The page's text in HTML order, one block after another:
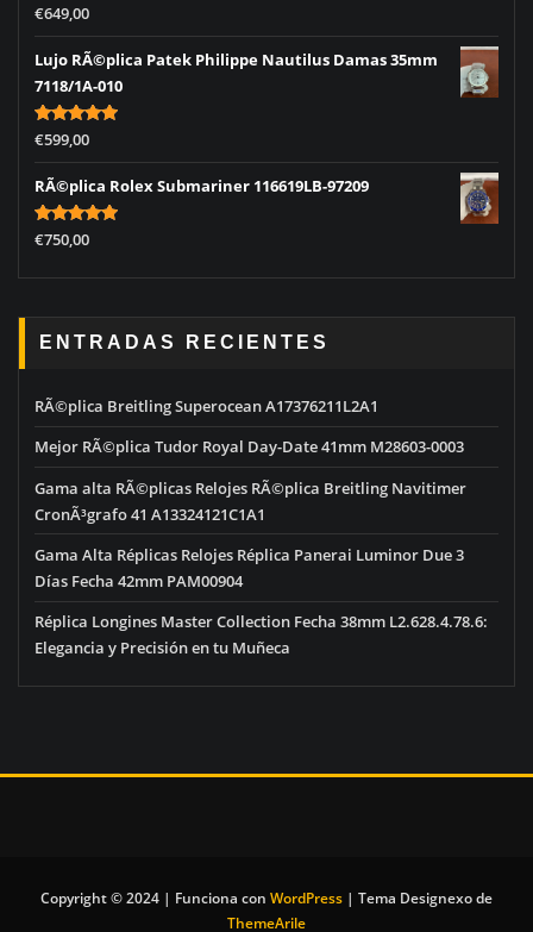
Rated5.00
out of 5
€649,00
Lujo RÃ©plica Patek Philippe Nautilus Damas 35mm
7118/1A-010
Rated5.00
out of 5
€599,00
RÃ©plica Rolex Submariner 116619LB-97209
Rated5.00
out of 5
€750,00
ENTRADAS RECIENTES
RÃ©plica Breitling Superocean A17376211L2A1
Mejor RÃ©plica Tudor Royal Day-Date 41mm M28603-0003
Gama alta RÃ©plicas Relojes RÃ©plica Breitling Navitimer
CronÃ³grafo 41 A13324121C1A1
Gama Alta Réplicas Relojes Réplica Panerai Luminor Due 3
Días Fecha 42mm PAM00904
Réplica Longines Master Collection Fecha 38mm L2.628.4.78.6:
Elegancia y Precisión en tu Muñeca
Copyright © 2024 | Funciona con WordPress | Tema Designexo de
ThemeArile